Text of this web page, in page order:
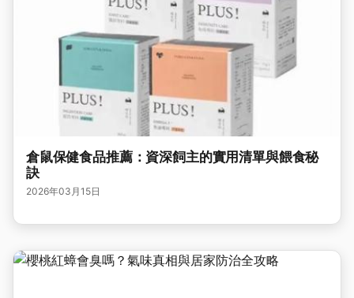
倉鼠保健食品推薦：資深飼主的實用清單與餵食秘
訣
2026年03月15日